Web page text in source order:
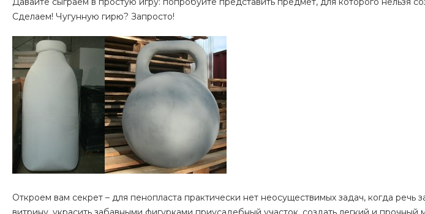
Сделаем! Чугунную гирю? Запросто!
Откроем вам секрет – для пенопласта практически нет неосуществимых задач, когда